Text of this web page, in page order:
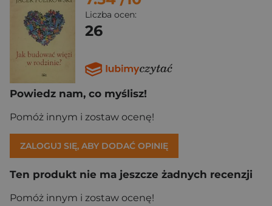
Liczba ocen:
26
Powiedz nam, co myślisz!
Pomóż innym i zostaw ocenę!
ZALOGUJ SIĘ, ABY DODAĆ OPINIĘ
Ten produkt nie ma jeszcze żadnych recenzji
Pomóż innym i zostaw ocenę!